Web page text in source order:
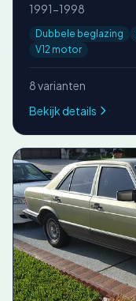
1991-1998
Dubbele beglazing
V12 motor
8 varianten
Bekijk details